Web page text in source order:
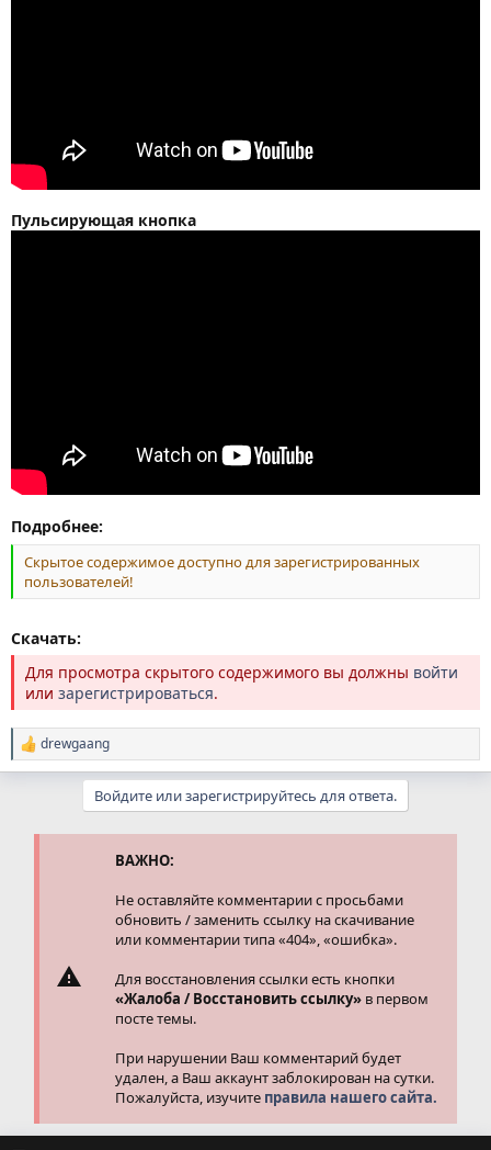
Пульсирующая кнопка
Подробнее:
Скрытое содержимое доступно для зарегистрированных
пользователей!
Скачать:
Для просмотра скрытого содержимого вы должны войти
или зарегистрироваться.
Р
е
drewgaang
Войдите или зарегистрируйтесь для ответа.
ВАЖНО:
Не оставляйте комментарии с просьбами
обновить / заменить ссылку на скачивание
или комментарии типа «404», «ошибка».
Для восстановления ссылки есть кнопки
«Жалоба / Восстановить ссылку» в первом
посте темы.
При нарушении Ваш комментарий будет
удален, а Ваш аккаунт заблокирован на сутки.
Пожалуйста, изучите правила нашего сайта.